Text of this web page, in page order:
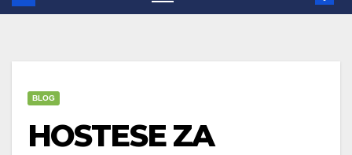
BLOG
HOSTESE ZA